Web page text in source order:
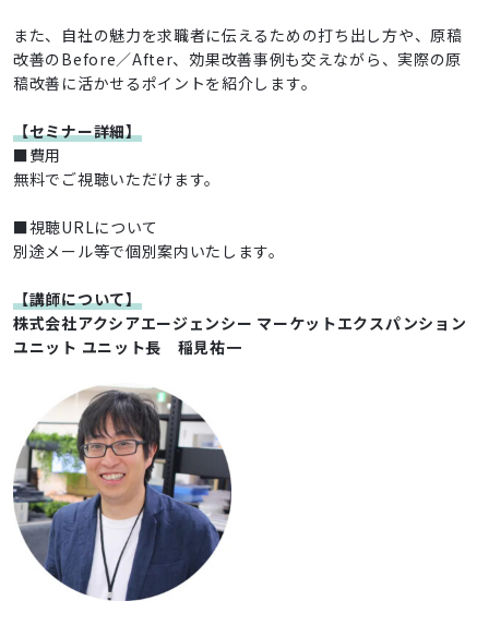
また、自社の魅力を求職者に伝えるための打ち出し方や、原稿
改善のBefore／After、効果改善事例も交えながら、実際の原
稿改善に活かせるポイントを紹介します。
【セミナー詳細】
■費用
無料でご視聴いただけます。
■視聴URLについて
別途メール等で個別案内いたします。
【講師について】
株式会社アクシアエージェンシー マーケットエクスパンション
ユニット ユニット長 稲見祐一